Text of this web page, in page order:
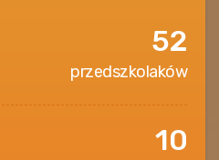
52
przedszkolaków
10